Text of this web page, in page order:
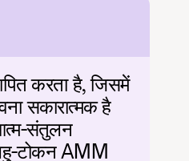
करता है, जिसमें
सकारात्मक है
संतुलन
बहु-टोकन AMM